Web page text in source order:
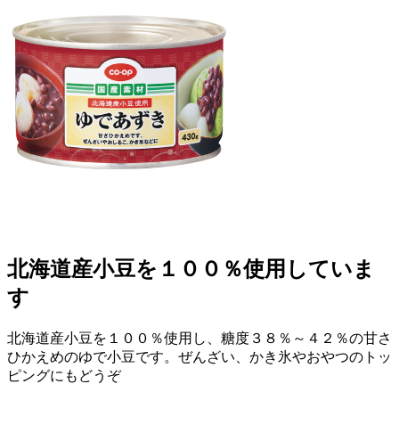
北海道産小豆を１００％使用していま
す
北海道産小豆を１００％使用し、糖度３８％～４２％の甘さ
ひかえめのゆで小豆です。ぜんざい、かき氷やおやつのトッ
ピングにもどうぞ